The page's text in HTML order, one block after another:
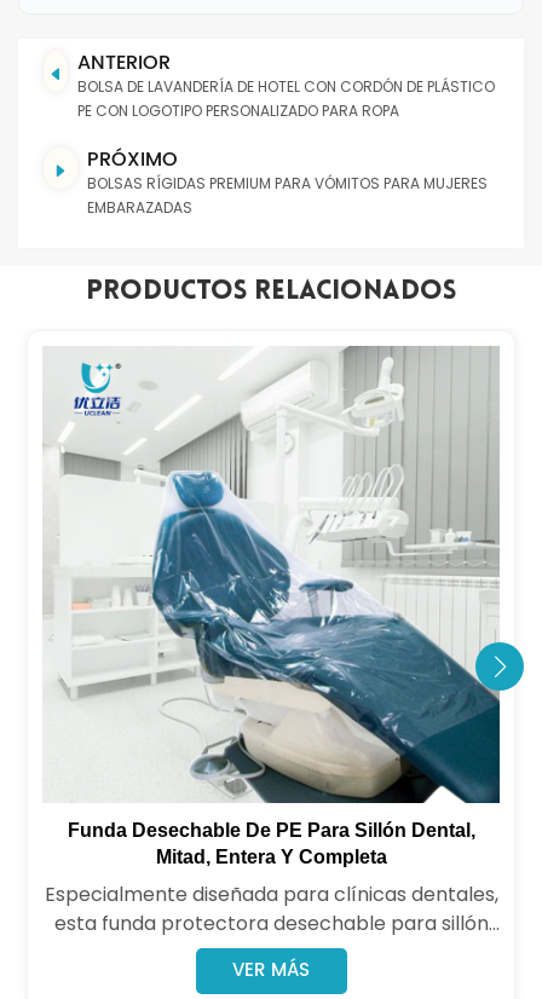
ANTERIOR
BOLSA DE LAVANDERÍA DE HOTEL CON CORDÓN DE PLÁSTICO
PE CON LOGOTIPO PERSONALIZADO PARA ROPA
PRÓXIMO
BOLSAS RÍGIDAS PREMIUM PARA VÓMITOS PARA MUJERES
EMBARAZADAS
Productos Relacionados
Funda Desechable De PE Para Sillón Dental,
Mitad, Entera Y Completa
Especialmente diseñada para clínicas dentales,
esta funda protectora desechable para sillón
está hecha de polietileno (PE). Aísla
eficazmente fluidos corporales, polvo y
VER MÁS